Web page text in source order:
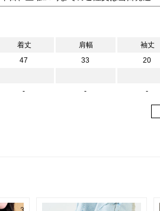
着丈 肩幅 袖丈
47 33 20
- - -